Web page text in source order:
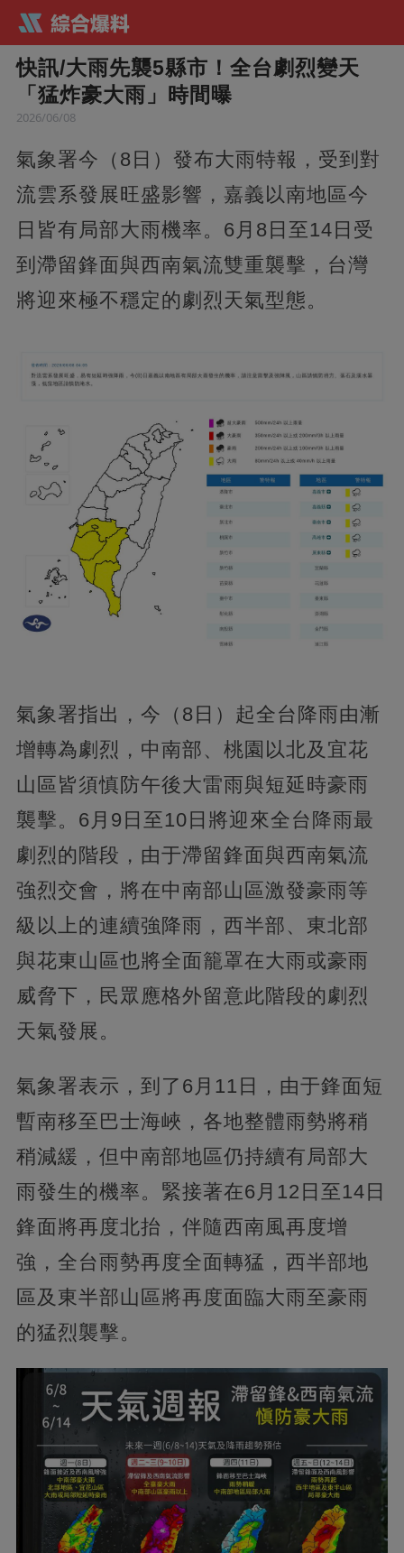
快訊/大雨先襲5縣市！全台劇烈變天
「猛炸豪大雨」時間曝
2026/06/08
氣象署今（8日）發布大雨特報，受到對
流雲系發展旺盛影響，嘉義以南地區今
日皆有局部大雨機率。6月8日至14日受
到滯留鋒面與西南氣流雙重襲擊，台灣
將迎來極不穩定的劇烈天氣型態。
氣象署指出，今（8日）起全台降雨由漸
增轉為劇烈，中南部、桃園以北及宜花
山區皆須慎防午後大雷雨與短延時豪雨
襲擊。6月9日至10日將迎來全台降雨最
劇烈的階段，由于滯留鋒面與西南氣流
強烈交會，將在中南部山區激發豪雨等
級以上的連續強降雨，西半部、東北部
與花東山區也將全面籠罩在大雨或豪雨
威脅下，民眾應格外留意此階段的劇烈
天氣發展。
氣象署表示，到了6月11日，由于鋒面短
暫南移至巴士海峽，各地整體雨勢將稍
稍減緩，但中南部地區仍持續有局部大
雨發生的機率。緊接著在6月12日至14日
鋒面將再度北抬，伴隨西南風再度增
強，全台雨勢再度全面轉猛，西半部地
區及東半部山區將再度面臨大雨至豪雨
的猛烈襲擊。